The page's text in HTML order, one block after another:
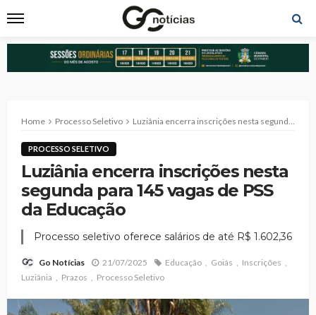
Home Processo Seletivo Luziânia encerra inscrições nesta segunda para 145 vagas de PSS da Educação
PROCESSO SELETIVO
Luziânia encerra inscrições nesta
segunda para 145 vagas de PSS
da Educação
Processo seletivo oferece salários de até R$ 1.602,36
Go Notícias 21/07/2025 Educação Goiás
Inscrições
Luziânia
Prazos Processo Seletivo